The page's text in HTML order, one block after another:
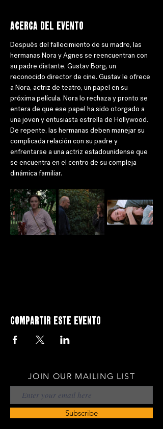
Acerca del evento
Después del fallecimiento de su madre, las
hermanas Nora y Agnes se reencuentran con
su padre distante, Gustav Borg, un
reconocido director de cine. Gustav le ofrece
a Nora, actriz de teatro, un papel en su
próxima película. Nora lo rechaza y pronto se
entera de que ese papel ha sido otorgado a
una joven y entusiasta estrella de Hollywood.
De repente, las hermanas deben manejar su
complicada relación con su padre y
enfrentarse a una actriz estadounidense que
se encuentra en el centro de su compleja
dinámica familiar.
Compartir este evento
JOIN OUR MAILING LIST
Subscribe